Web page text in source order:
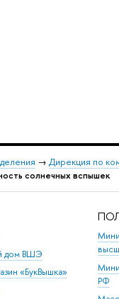
→ Дирекция по
солнечных вспышек
дом ВШЭ
«БукВышка»
РФ